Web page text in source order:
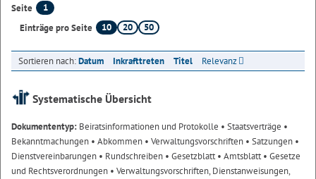
Seite
1
Einträge pro Seite
10 20 50
Sortieren nach:Datum Inkrafttreten Titel Relevanz
Systematische Übersicht
Dokumententyp: Beiratsinformationen und Protokolle • Staatsverträge •
Bekanntmachungen • Abkommen • Verwaltungsvorschriften • Satzungen •
Dienstvereinbarungen • Rundschreiben • Gesetzblatt• Amtsblatt• Gesetze
und Rechtsverordnungen • Verwaltungsvorschriften, Dienstanweisungen,